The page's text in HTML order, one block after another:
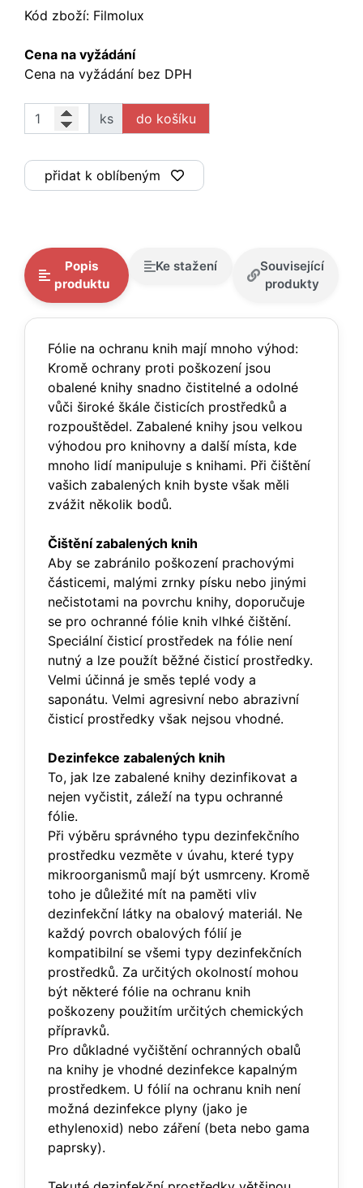
Kód zboží: Filmolux
Cena na vyžádání
Cena na vyžádání bez DPH
ks
přidat k oblíbeným
Popis
produktu
Ke stažení
Související
produkty
Fólie na ochranu knih mají mnoho výhod:
Kromě ochrany proti poškození jsou
obalené knihy snadno čistitelné a odolné
vůči široké škále čisticích prostředků a
rozpouštědel. Zabalené knihy jsou velkou
výhodou pro knihovny a další místa, kde
mnoho lidí manipuluje s knihami. Při čištění
vašich zabalených knih byste však měli
zvážit několik bodů.
Čištění zabalených knih
Aby se zabránilo poškození prachovými
částicemi, malými zrnky písku nebo jinými
nečistotami na povrchu knihy, doporučuje
se pro ochranné fólie knih vlhké čištění.
Speciální čisticí prostředek na fólie není
nutný a lze použít běžné čisticí prostředky.
Velmi účinná je směs teplé vody a
saponátu. Velmi agresivní nebo abrazivní
čisticí prostředky však nejsou vhodné.
Dezinfekce zabalených knih
To, jak lze zabalené knihy dezinfikovat a
nejen vyčistit, záleží na typu ochranné
fólie.
Při výběru správného typu dezinfekčního
prostředku vezměte v úvahu, které typy
mikroorganismů mají být usmrceny. Kromě
toho je důležité mít na paměti vliv
dezinfekční látky na obalový materiál. Ne
každý povrch obalových fólií je
kompatibilní se všemi typy dezinfekčních
prostředků. Za určitých okolností mohou
být některé fólie na ochranu knih
poškozeny použitím určitých chemických
přípravků.
Pro důkladné vyčištění ochranných obalů
na knihy je vhodné dezinfekce kapalným
prostředkem. U fólií na ochranu knih není
možná dezinfekce plyny (jako je
ethylenoxid) nebo záření (beta nebo gama
paprsky).